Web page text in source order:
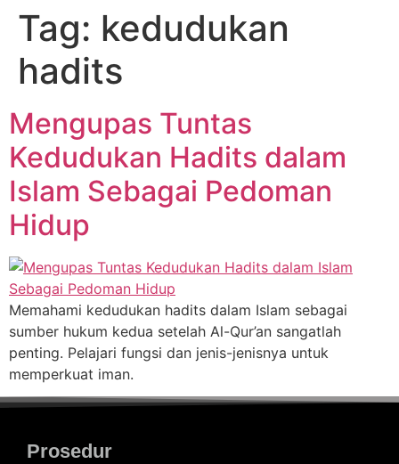
Tag: kedudukan
hadits
Mengupas Tuntas
Kedudukan Hadits dalam
Islam Sebagai Pedoman
Hidup
Memahami kedudukan hadits dalam Islam sebagai
sumber hukum kedua setelah Al-Qur’an sangatlah
penting. Pelajari fungsi dan jenis-jenisnya untuk
memperkuat iman.
Prosedur